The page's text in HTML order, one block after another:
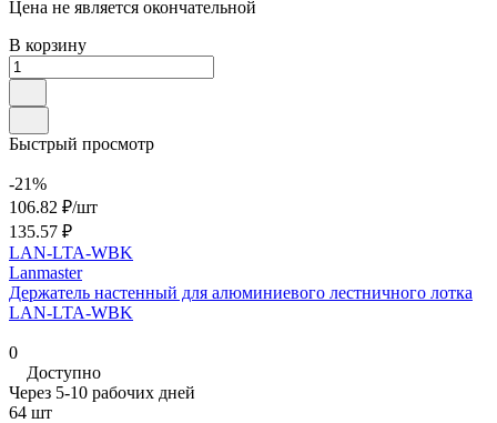
Цена не является окончательной
В корзину
Быстрый просмотр
-21%
106.82 ₽/шт
135.57 ₽
LAN-LTA-WBK
Lanmaster
Держатель настенный для алюминиевого лестничного лотка
LAN-LTA-WBK
0
Доступно
Через 5-10 рабочих дней
64 шт